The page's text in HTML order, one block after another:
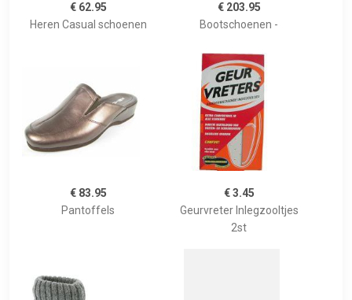
€ 62.95
Heren Casual schoenen
€ 203.95
Bootschoenen -
€ 83.95
Pantoffels
€ 3.45
Geurvreter Inlegzooltjes
2st